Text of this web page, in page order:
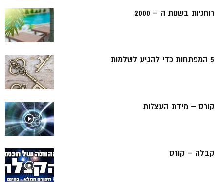
רוחניות בשנות ה – 2000
5 המפתחות כדי להגיע לשלמות
קורס – מידת העצלות
קבלה – קורס